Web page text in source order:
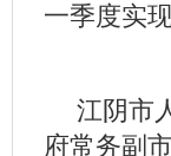
一季度实
江阴市
府常务副